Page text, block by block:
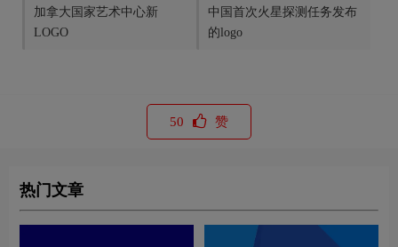
加拿大国家艺术中心新
LOGO
中国首次火星探测任务发布
的logo
50 赞
热门文章